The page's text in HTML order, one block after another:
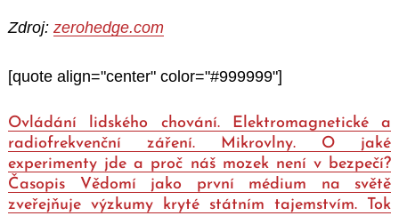
Zdroj: zerohedge.com
[quote align="center" color="#999999"]
Ovládání lidského chování. Elektromagnetické a
radiofrekvenční záření. Mikrovlny. O jaké
experimenty jde a proč náš mozek není v bezpečí?
Časopis Vědomí jako první médium na světě
zveřejňuje výzkumy kryté státním tajemstvím. Tok